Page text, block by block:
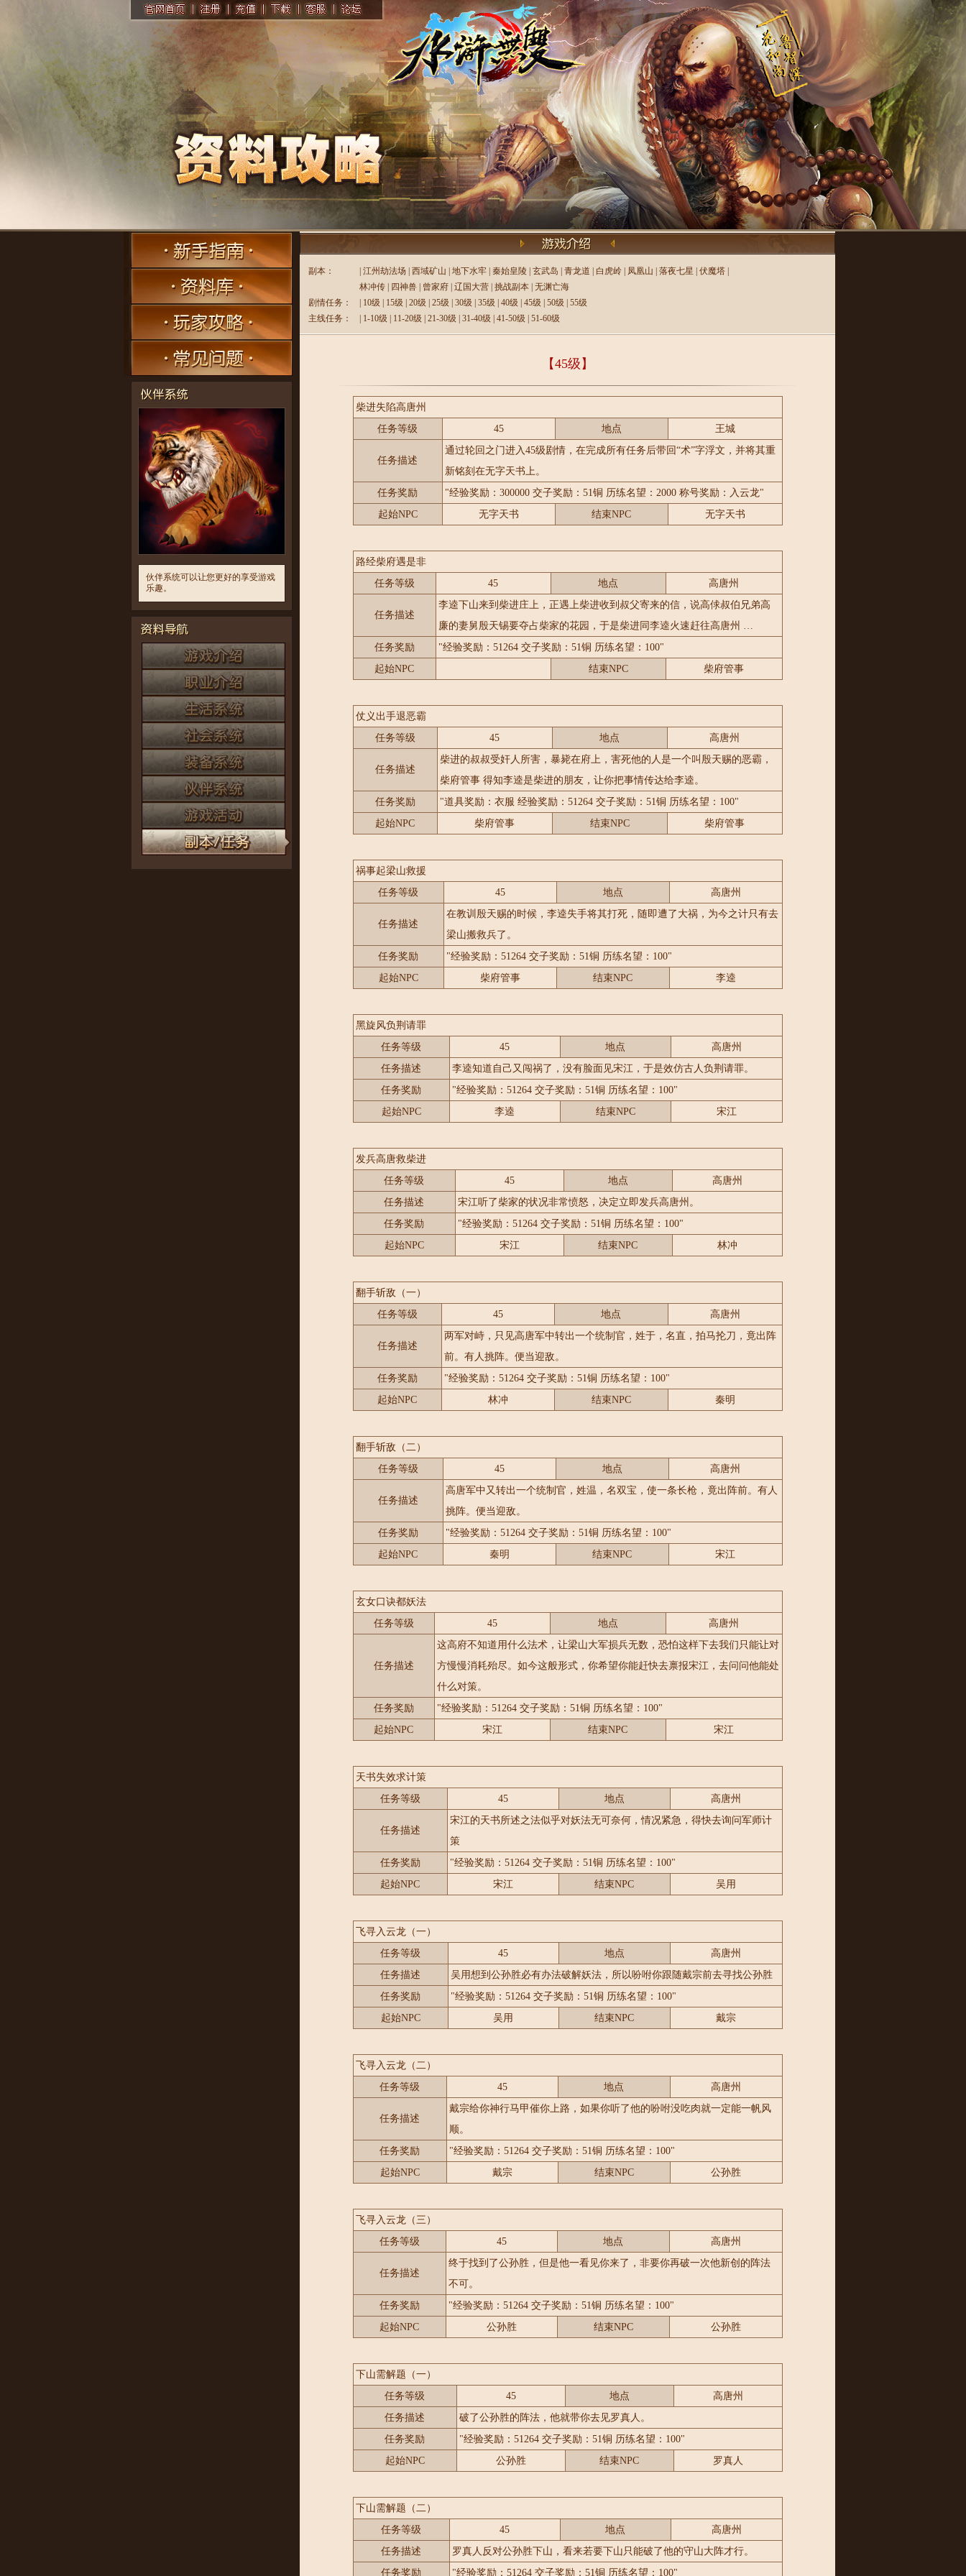
伙伴系统可以让您更好的享受游戏
乐趣。
副本： 江州劫法场 西域矿山 地下水牢 秦始皇陵 玄武岛 青龙道 白虎岭 凤凰山 落夜七星 伏魔塔
林冲传
四神兽 曾家府 辽国大营 挑战副本 无渊亡海
剧情任务：
10级 15级 20级 25级 30级 35级 40级 45级 50级
55级
主线任务：
1-10级 11-20级 21-30级 31-40级 41-50级 51-60级
【45级】
柴进失陷高唐州
任务等级
45 地点 王城
任务描述
通过轮回之门进入45级剧情，在完成所有任务后带回“术”字浮文，并将其重
新铭刻在无字天书上。
任务奖励
"经验奖励：300000 交子奖励：51铜 历练名望：2000 称号奖励：入云龙"
起始NPC
无字天书 结束NPC 无字天书
路经柴府遇是非
任务等级
45 地点 高唐州
任务描述
李逵下山来到柴进庄上，正遇上柴进收到叔父寄来的信，说高俅叔伯兄弟高
廉的妻舅殷天锡要夺占柴家的花园，于是柴进同李逵火速赶往高唐州 …
任务奖励
"经验奖励：51264 交子奖励：51铜 历练名望：100"
起始NPC
结束NPC 柴府管事
仗义出手退恶霸
任务等级
45 地点 高唐州
任务描述
柴进的叔叔受奸人所害，暴毙在府上，害死他的人是一个叫殷天赐的恶霸，
柴府管事 得知李逵是柴进的朋友，让你把事情传达给李逵。
任务奖励
"道具奖励：衣服 经验奖励：51264 交子奖励：51铜 历练名望：100"
起始NPC
柴府管事 结束NPC 柴府管事
祸事起梁山救援
任务等级
45 地点 高唐州
任务描述
在教训殷天赐的时候，李逵失手将其打死，随即遭了大祸，为今之计只有去
梁山搬救兵了。
任务奖励
"经验奖励：51264 交子奖励：51铜 历练名望：100"
起始NPC
柴府管事 结束NPC 李逵
黑旋风负荆请罪
任务等级
45 地点
高唐州
任务描述
李逵知道自己又闯祸了，没有脸面见宋江，于是效仿古人负荆请罪。
任务奖励
"经验奖励：51264 交子奖励：51铜 历练名望：100"
起始NPC
李逵 结束NPC 宋江
发兵高唐救柴进
任务等级
45 地点
高唐州
任务描述
宋江听了柴家的状况非常愤怒，决定立即发兵高唐州。
任务奖励
"经验奖励：51264 交子奖励：51铜 历练名望：100"
起始NPC
宋江 结束NPC 林冲
翻手斩敌（一）
任务等级
45 地点 高唐州
任务描述
两军对峙，只见高唐军中转出一个统制官，姓于，名直，拍马抡刀，竟出阵
前。有人挑阵。便当迎敌。
任务奖励
"经验奖励：51264 交子奖励：51铜 历练名望：100"
起始NPC
林冲 结束NPC 秦明
翻手斩敌（二）
任务等级
45 地点 高唐州
任务描述
高唐军中又转出一个统制官，姓温，名双宝，使一条长枪，竟出阵前。有人
挑阵。便当迎敌。
任务奖励
"经验奖励：51264 交子奖励：51铜 历练名望：100"
起始NPC
秦明 结束NPC 宋江
玄女口诀都妖法
任务等级
45 地点 高唐州
任务描述
这高府不知道用什么法术，让梁山大军损兵无数，恐怕这样下去我们只能让对
方慢慢消耗殆尽。如今这般形式，你希望你能赶快去禀报宋江，去问问他能处
什么对策。
任务奖励
"经验奖励：51264 交子奖励：51铜 历练名望：100"
起始NPC
宋江 结束NPC 宋江
天书失效求计策
任务等级
45 地点 高唐州
任务描述
宋江的天书所述之法似乎对妖法无可奈何，情况紧急，得快去询问军师计
策
任务奖励
"经验奖励：51264 交子奖励：51铜 历练名望：100"
起始NPC
宋江 结束NPC 吴用
飞寻入云龙（一）
任务等级
45 地点
高唐州
任务描述
吴用想到公孙胜必有办法破解妖法，所以吩咐你跟随戴宗前去寻找公孙胜
任务奖励
"经验奖励：51264 交子奖励：51铜 历练名望：100"
起始NPC
吴用 结束NPC 戴宗
飞寻入云龙（二）
任务等级
45 地点 高唐州
任务描述
戴宗给你神行马甲催你上路，如果你听了他的吩咐没吃肉就一定能一帆风
顺。
任务奖励
"经验奖励：51264 交子奖励：51铜 历练名望：100"
起始NPC
戴宗 结束NPC 公孙胜
飞寻入云龙（三）
任务等级
45 地点 高唐州
任务描述
终于找到了公孙胜，但是他一看见你来了，非要你再破一次他新创的阵法
不可。
任务奖励
"经验奖励：51264 交子奖励：51铜 历练名望：100"
起始NPC
公孙胜 结束NPC 公孙胜
下山需解题（一）
任务等级
45 地点
高唐州
任务描述
破了公孙胜的阵法，他就带你去见罗真人。
任务奖励
"经验奖励：51264 交子奖励：51铜 历练名望：100"
起始NPC
公孙胜 结束NPC 罗真人
下山需解题（二）
任务等级
45 地点
高唐州
任务描述
罗真人反对公孙胜下山，看来若要下山只能破了他的守山大阵才行。
任务奖励
"经验奖励：51264 交子奖励：51铜 历练名望：100"